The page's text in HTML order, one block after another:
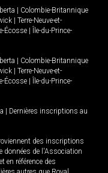
Colombie-Britannique
Terre-Neuve-et-
Écosse
Île-du-Prince-
Colombie-Britannique
Terre-Neuve-et-
Écosse
Île-du-Prince-
Dernières inscriptions au
des inscriptions
données de l'Association
en référence des